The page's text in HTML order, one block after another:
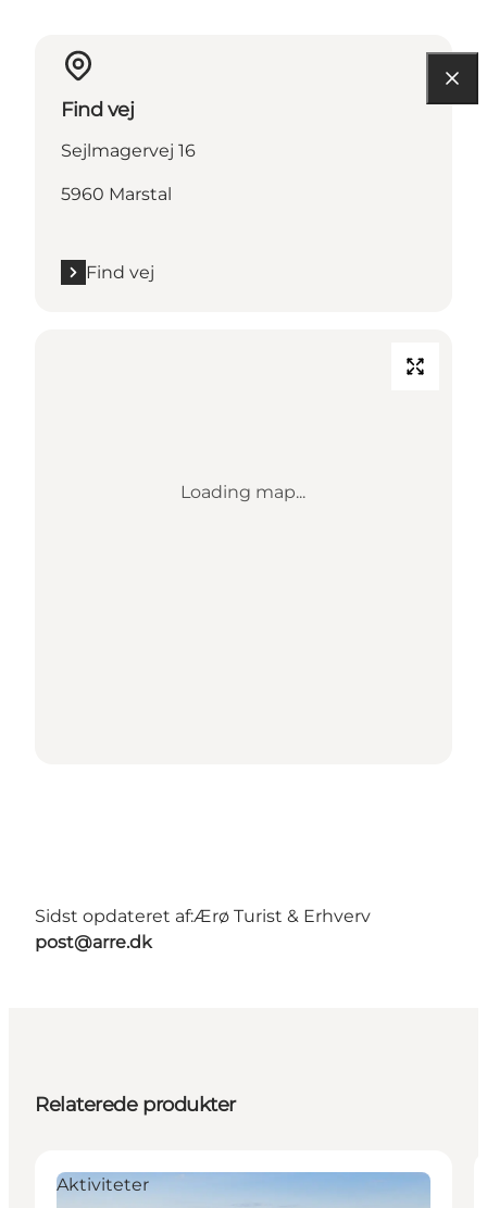
Find vej
Sejlmagervej 16
5960 Marstal
Find vej
Loading map...
Sidst opdateret af:Ærø Turist & Erhverv
post@arre.dk
Relaterede produkter
Aktiviteter